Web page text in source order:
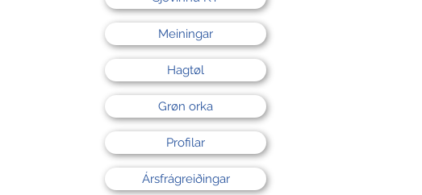
Meiningar
Hagtøl
Grøn orka
Profilar
Ársfrágreiðingar